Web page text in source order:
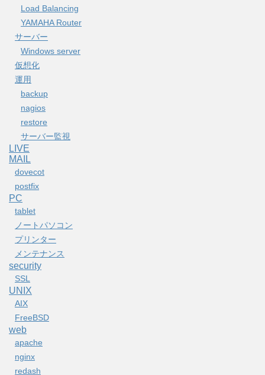
Load Balancing
YAMAHA Router
サーバー
Windows server
仮想化
運用
backup
nagios
restore
サーバー監視
LIVE
MAIL
dovecot
postfix
PC
tablet
ノートパソコン
プリンター
メンテナンス
security
SSL
UNIX
AIX
FreeBSD
web
apache
nginx
redash